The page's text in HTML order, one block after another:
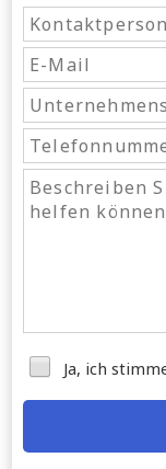
Ja, ich